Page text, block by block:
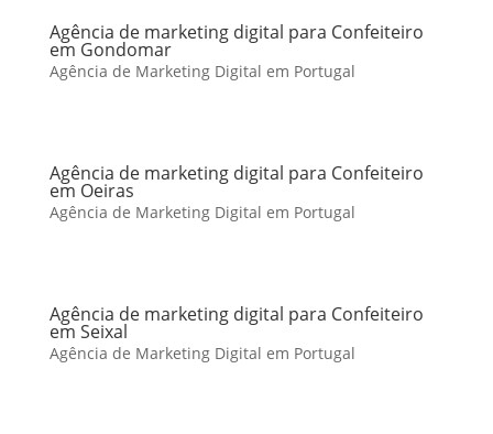
Agência de marketing digital para Confeiteiro
em Gondomar
Agência de Marketing Digital em Portugal
Agência de marketing digital para Confeiteiro
em Oeiras
Agência de Marketing Digital em Portugal
Agência de marketing digital para Confeiteiro
em Seixal
Agência de Marketing Digital em Portugal